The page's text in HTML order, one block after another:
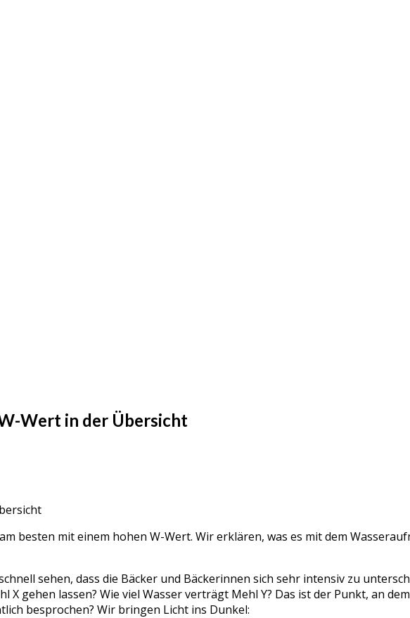
Wert in der Übersicht
besten mit einem hohen W-Wert. Wir erklären, was es mit dem
sehen, dass die Bäcker und Bäckerinnen sich sehr intensiv zu
gehen lassen? Wie viel Wasser verträgt Mehl Y? Das ist der Punkt, an
besprochen? Wir bringen Licht ins Dunkel: